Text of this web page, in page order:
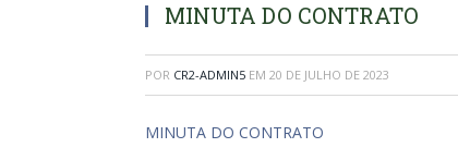
MINUTA DO CONTRATO
POR CR2-ADMIN5 EM 20 DE JULHO DE 2023
MINUTA DO CONTRATO